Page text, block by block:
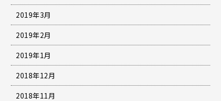
2019年3月
2019年2月
2019年1月
2018年12月
2018年11月